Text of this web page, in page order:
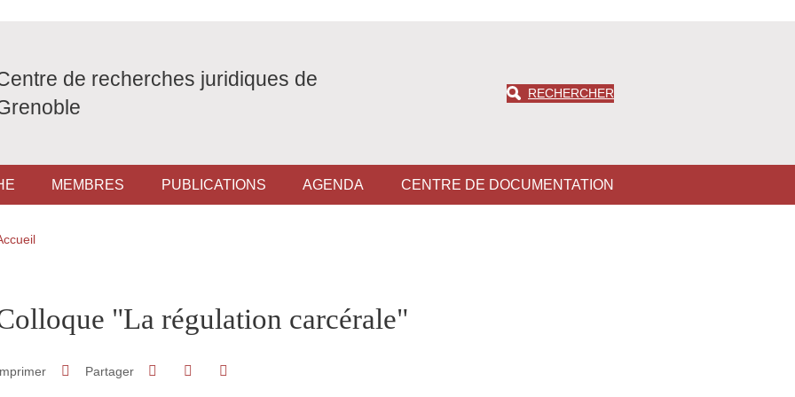
de recherches juridiques de
RECHERCHER
MEMBRES PUBLICATIONS AGENDA CENTRE DE DOCUMENTATION
d'Ariane
Sidebar"La régulation carcérale"
Partager Partager sur Facebook
Partager sur LinkedIn